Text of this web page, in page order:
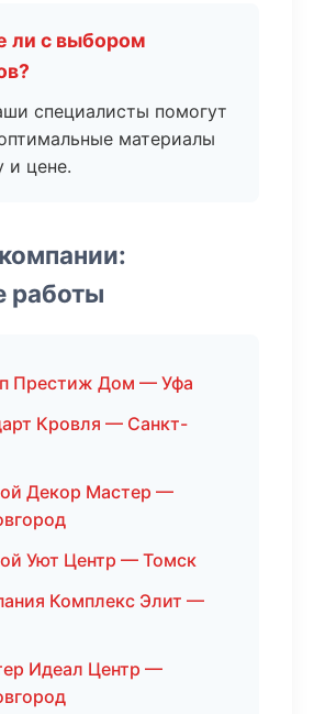
ли с выбором
специалисты помогут
материалы
и цене.
работы
Престиж Дом — Уфа
Кровля — Санкт-
Декор Мастер —
Уют Центр — Томск
Комплекс Элит —
Идеал Центр —